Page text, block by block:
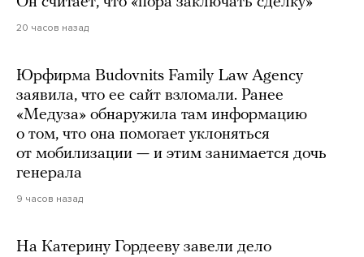
20 часов назад
Юрфирма Budovnits Family Law Agency
заявила, что ее сайт взломали. Ранее
«Медуза» обнаружила там информацию
о том, что она помогает уклоняться
от мобилизации — и этим занимается дочь
генерала
9 часов назад
На Катерину Гордееву завели дело